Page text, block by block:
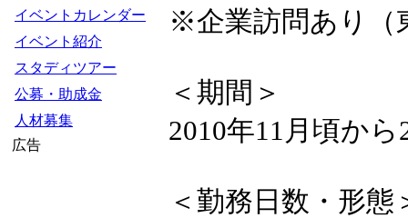
イベントカレンダー
イベント紹介
スタディツアー
公募・助成金
人材募集
広告
※企業訪問あり（
＜期間＞
2010年11月頃か
＜勤務日数・形態